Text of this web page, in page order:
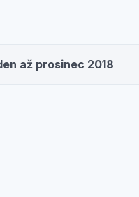
až prosinec 2018